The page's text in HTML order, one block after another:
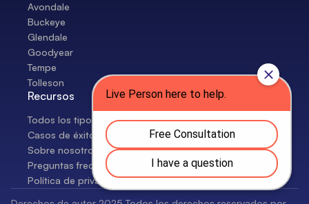
Avondale
Buckeye
Glendale
Goodyear
Tempe
Tolleson
Recursos
Todos los tipos de casos
Casos de éxito
Sobre nosotros
Preguntas frecuentes
Política de privacidad